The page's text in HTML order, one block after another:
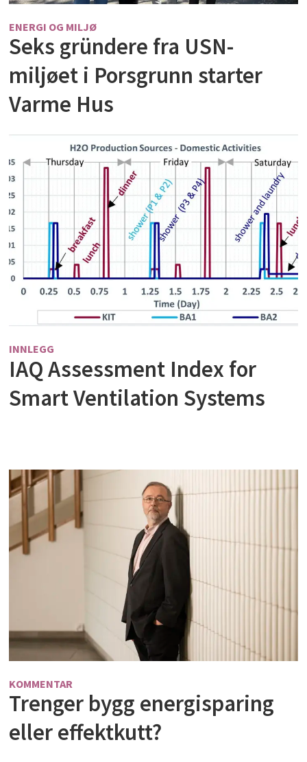
ENERGI OG MILJØ
Seks gründere fra USN-
miljøet i Porsgrunn starter
Varme Hus
INNLEGG
IAQ Assessment Index for
Smart Ventilation Systems
KOMMENTAR
Trenger bygg energisparing
eller effektkutt?